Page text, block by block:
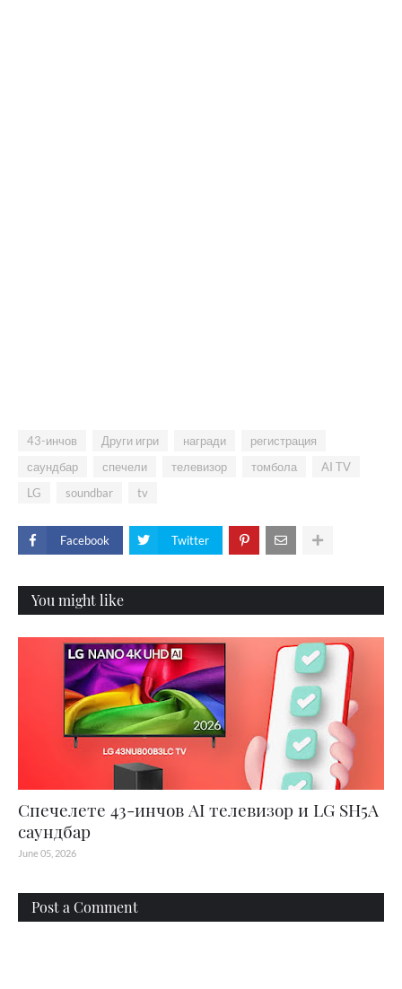
43-инчов Други игри награди
регистрация
саундбар
спечели телевизор томбола
AI TV
LG
soundbar tv
Facebook Twitter
You might like
Спечелете 43-инчов AI телевизор и LG SH5A
саундбар
June 05, 2026
Post a Comment